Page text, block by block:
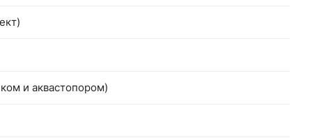
и аквастопором)